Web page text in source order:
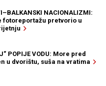
NACIONALIZMI:
fotoreportažu pretvorio u
POPIJE VODU: More pred
u dvorištu, suša na vratima